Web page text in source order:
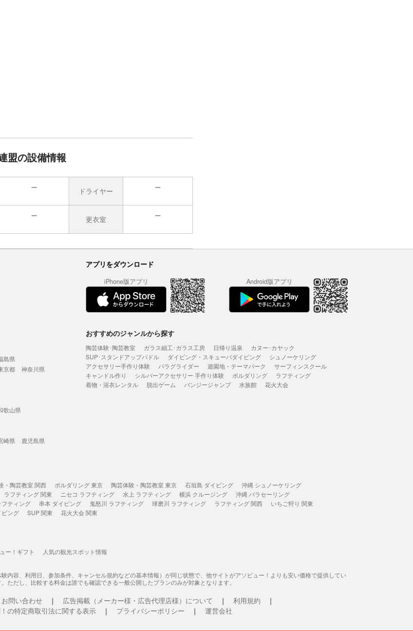
盟の設備情報
ドライヤー
更衣室
アプリをダウンロード
iPhone版アプリ Android版アプリ
島県
京都
神奈川県
歌山県
崎県
鹿児島県
おすすめのジャンルから探す
陶芸体験･陶芸教室 ガラス細工･ガラス工房 日帰り温泉
カヌー･カヤック
SUP･スタンドアップパドル
ダイビング・スキューバダイビング
シュノーケリング
アクセサリー手作り体験
パラグライダー 遊園地・テーマパーク
サーフィンスクール
キャンドル作り
シルバーアクセサリー 手作り体験 ボルダリング
ラフティング
着物・浴衣レンタル
脱出ゲーム バンジージャンプ 水族館 花火大会
・陶芸教室 関西 ボルダリング 東京 陶芸体験・陶芸教室 東京 石垣島 ダイビング
沖縄 シュノーケリング
ラフティング 関東 ニセコ ラフティング 水上 ラフティング 横浜 クルージング
沖縄 パラセーリング
ティング 串本 ダイビング 鬼怒川 ラフティング 球磨川 ラフティング ラフティング 関西
いちご狩り 関東
ング SUP 関東 花火大会 関東
ー！ギフト 人気の観光スポット情報
内容、利用日、参加条件、キャンセル規約などの基本情報）が同じ状態で、他サイトがアソビュー！よりも安い価格で提供してい
だし、比較する料金は誰でも確認できる一般公開したプランのみが対象となります。
お問い合わせ 広告掲載（メーカー様・広告代理店様）について
利用規約
の特定商取引法に関する表示
プライバシーポリシー 運営会社